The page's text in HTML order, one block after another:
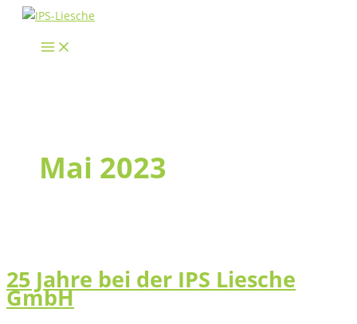
Zum
springen
Mai 2023
25 Jahre bei der IPS Liesche
GmbH